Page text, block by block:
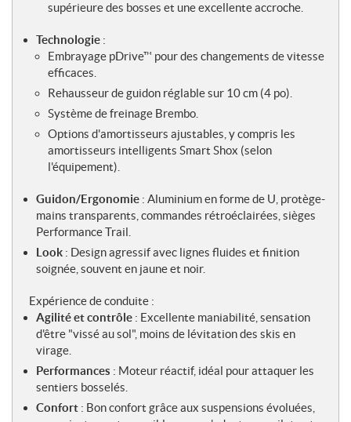
supérieure des bosses et une excellente accroche.
Technologie :
Embrayage pDrive™ pour des changements de vitesse
efficaces.
Rehausseur de guidon réglable sur 10 cm (4 po).
Système de freinage Brembo.
Options d'amortisseurs ajustables, y compris les
amortisseurs intelligents Smart Shox (selon
l'équipement).
Guidon/Ergonomie : Aluminium en forme de U, protège-
mains transparents, commandes rétroéclairées, sièges
Performance Trail.
Look : Design agressif avec lignes fluides et finition
soignée, souvent en jaune et noir.
Expérience de conduite :
Agilité et contrôle : Excellente maniabilité, sensation
d'être "vissé au sol", moins de lévitation des skis en
virage.
Performances : Moteur réactif, idéal pour attaquer les
sentiers bosselés.
Confort : Bon confort grâce aux suspensions évoluées,